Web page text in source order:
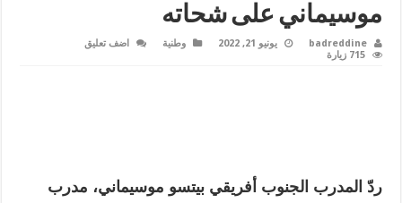
موسيماني على شحاته
badreddine يونيو 21, 2022 وطنية
اضف تعليق
715 زيارة
ردّ المدرب الجنوب أفريقي بيتسو موسيماني، مدرب